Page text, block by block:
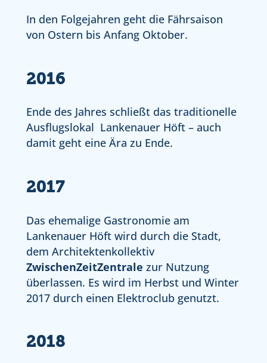
In den Folgejahren geht die Fährsaison
von Ostern bis Anfang Oktober.
2016
Ende des Jahres schließt das traditionelle
Ausflugslokal Lankenauer Höft – auch
damit geht eine Ära zu Ende.
2017
Das ehemalige Gastronomie am
Lankenauer Höft wird durch die Stadt,
dem Architektenkollektiv
ZwischenZeitZentrale zur Nutzung
überlassen. Es wird im Herbst und Winter
2017 durch einen Elektroclub genutzt.
2018